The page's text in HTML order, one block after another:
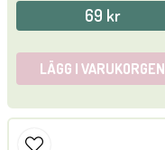
69 kr
LÄGG I VARUKORGEN